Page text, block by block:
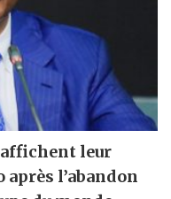
affichent leur
l’abandon